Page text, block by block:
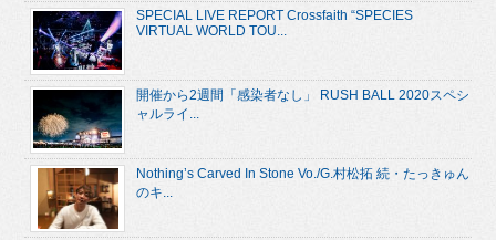
SPECIAL LIVE REPORT Crossfaith “SPECIES
VIRTUAL WORLD TOU...
開催から2週間「感染者なし」 RUSH BALL 2020スペシ
ャルライ...
Nothing’s Carved In Stone Vo./G.村松拓 続・たっきゅん
のキ...